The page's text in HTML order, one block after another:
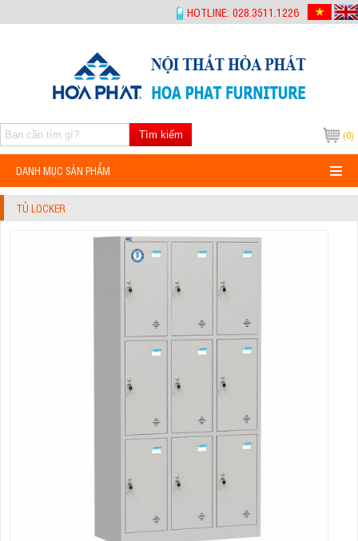
HOTLINE: 028.3511.1226
(0)
Tìm kiếm
DANH MỤC SẢN PHẨM
TỦ LOCKER